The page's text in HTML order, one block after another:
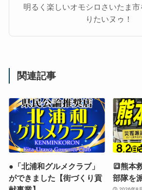
明るく楽しいオモシロさいたま
りたいヌゥ！
関連記事
●「北浦和グルメクラブ」
ができました【街づくり貢
🔳熊本
部隊を